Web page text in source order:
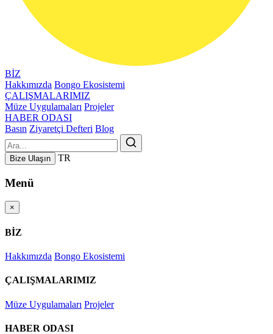
BİZ
Hakkımızda Bongo Ekosistemi
ÇALIŞMALARIMIZ
Müze Uygulamaları Projeler
HABER ODASI
Basın Ziyaretçi Defteri Blog
Bize Ulaşın TR
Menü
×
BİZ
Hakkımızda Bongo Ekosistemi
ÇALIŞMALARIMIZ
Müze Uygulamaları Projeler
HABER ODASI